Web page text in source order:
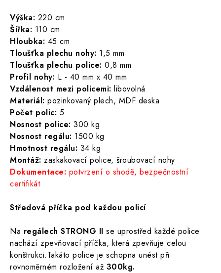
Výška: 220 cm
Šířka: 110 cm
Hloubka: 45 cm
Tloušťka plechu nohy: 1,5 mm
Tloušťka plechu police: 0,8 mm
Profil nohy: L - 40 mm x 40 mm
Vzdálenost mezi policemi: libovolná
Materiál: pozinkovaný plech, MDF deska
Počet polic: 5
Nosnost police: 300 kg
Nosnost regálu: 1500 kg
Hmotnost regálu: 34 kg
Montáž: zaskakovací police, šroubovací nohy
Dokumentace: potvrzení o shodě, bezpečnostní
certifikát
Středová příčka pod každou policí
Na regálech STRONG II se uprostřed každé police
nachází zpevňovací příčka, která zpevňuje celou
konštrukci.Takáto police je schopna unést při
rovnoměrném rozložení až 300kg.